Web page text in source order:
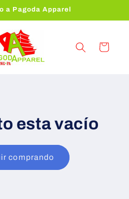
a Pagoda Apparel
Carrito
esta vacío
comprando